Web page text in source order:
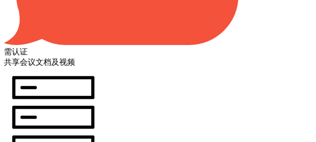
需认证
共享会议文档及视频